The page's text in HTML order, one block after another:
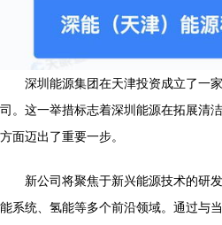
深圳能源集团在天津投资成立了一
司。这一举措标志着深圳能源在拓展清
方面迈出了重要一步。
新公司将聚焦于新兴能源技术的研
能系统、氢能等多个前沿领域。通过与